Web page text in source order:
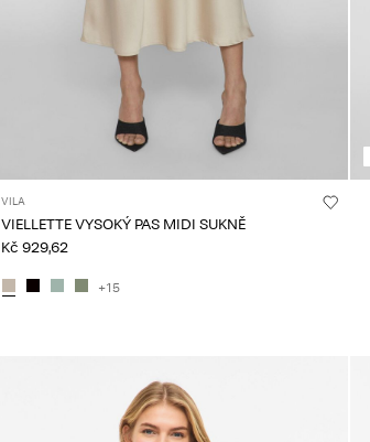
VILA
VIELLETTE VYSOKÝ PAS MIDI SUKNĚ
Kč 929,62
+15